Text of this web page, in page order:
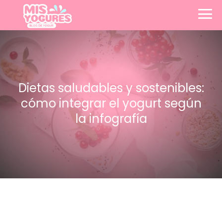
Dietas saludables y sostenibles:
cómo integrar el yogurt según
la infografía